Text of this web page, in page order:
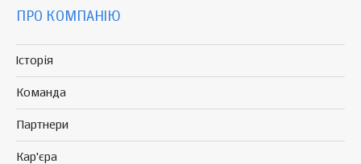
ПРО КОМПАНІЮ
Історія
Команда
Партнери
Кар'єра